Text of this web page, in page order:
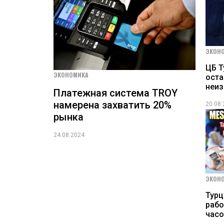
ЭКОНОМИКА
Платежная система TROY
намерена захватить 20%
рынка
24.08.2024
ЦБ